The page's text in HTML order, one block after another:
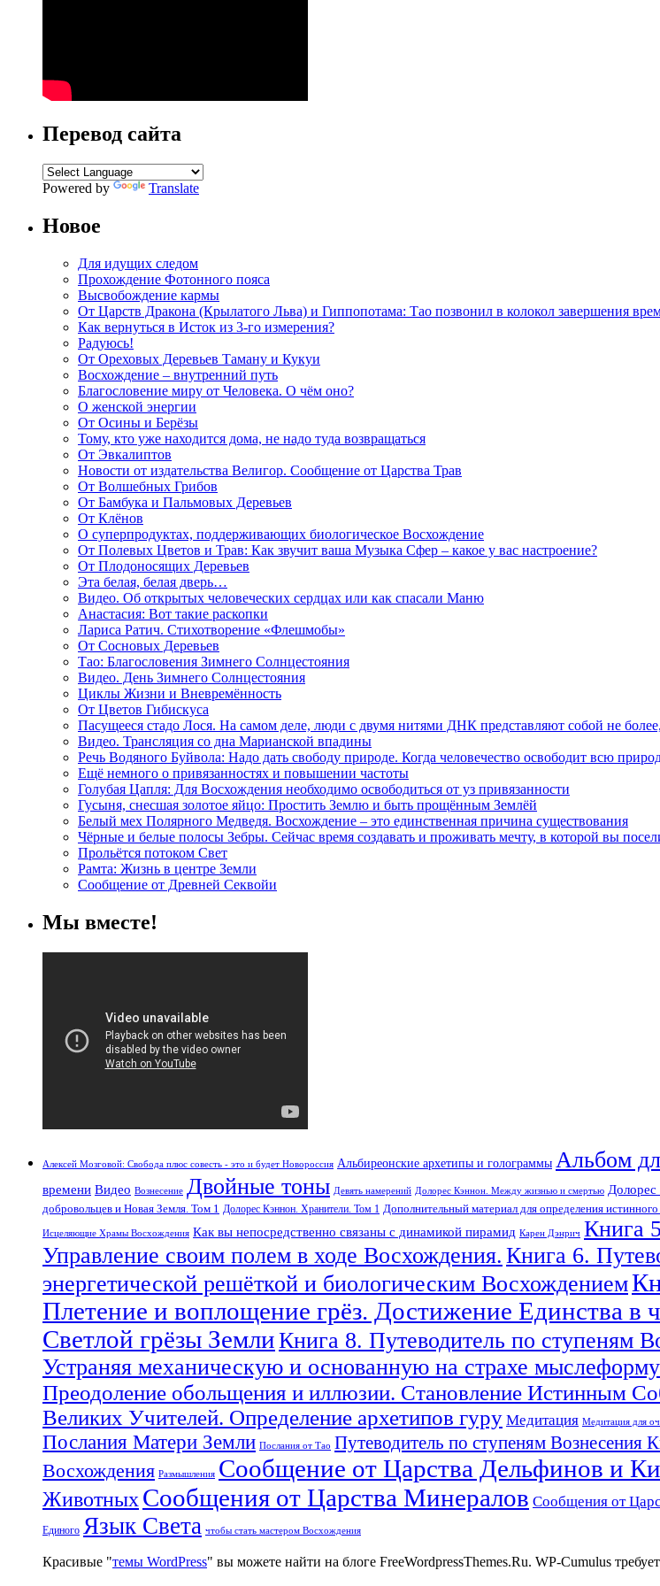
Перевод сайта
Powered by Translate
Новое
Для идущих следом
Прохождение Фотонного пояса
Высвобождение кармы
От Царств Дракона (Крылатого Льва) и Гиппопотама: Тао позвонил в колокол завершения
Как вернуться в Исток из 3-го измерения?
Радуюсь!
От Ореховых Деревьев Таману и Кукуи
Восхождение – внутренний путь
Благословение миру от Человека. О чём оно?
О женской энергии
От Осины и Берёзы
Тому, кто уже находится дома, не надо туда возвращаться
От Эвкалиптов
Новости от издательства Велигор. Сообщение от Царства Трав
От Волшебных Грибов
От Бамбука и Пальмовых Деревьев
От Клёнов
О суперпродуктах, поддерживающих биологическое Восхождение
От Полевых Цветов и Трав: Как звучит ваша Музыка Сфер – какое у вас настроение?
От Плодоносящих Деревьев
Эта белая, белая дверь…
Видео. Об открытых человеческих сердцах или как спасали Маню
Анастасия: Вот такие раскопки
Лариса Ратич. Стихотворение «Флешмобы»
От Сосновых Деревьев
Тао: Благословения Зимнего Солнцестояния
Видео. День Зимнего Солнцестояния
Циклы Жизни и Вневремённость
От Цветов Гибискуса
Пасущееся стадо Лося. На самом деле, люди с двумя нитями ДНК представляют собой не
Видео. Трансляция со дна Марианской впадины
Речь Водяного Буйвола: Надо дать свободу природе. Когда человечество освободит всю
Ещё немного о привязанностях и повышении частоты
Голубая Цапля: Для Восхождения необходимо освободиться от уз привязанности
Гусыня, снесшая золотое яйцо: Простить Землю и быть прощённым Землёй
Белый мех Полярного Медведя. Восхождение – это единственная причина существования
Чёрные и белые полосы Зебры. Сейчас время создавать и проживать мечту, в которой вы
Прольётся потоком Свет
Рамта: Жизнь в центре Земли
Сообщение от Древней Секвойи
Мы вместе!
Алексей Мозговой: Свобода плюс совесть - это и будет Новороссия Альбиреонские архетипы и голограммы Альбом
времени Видео Вознесение Двойные тоны Девять намерений Долорес Кэннон. Между жизнью и смертью
добровольцев и Новая Земля. Том 1 Долорес Кэннон. Хранители. Том 1 Дополнительный материал для определения
Исцеляющие Храмы Восхождения Как вы непосредственно связаны с динамикой пирамид Карен Дэнрич Книга
Управление своим полем в ходе Восхождения. Книга 6.
энергетической решёткой и биологическим Восхождением
Плетение и воплощение грёз. Достижение Единства в
Светлой грёзы ЗемлиКнига 8. Путеводитель по ступеням
Устраняя механическую и основанную на страхе мыслеформу
Преодоление обольщения и иллюзии. Становление Истинным
Великих Учителей. Определение архетипов гуру Медитация Медитация для
Послания Матери Земли Послания от Тао Путеводитель по ступеням Вознесения
Восхождения Размышления Сообщение от Царства Дельфинов и
Животных Сообщения от Царства Минералов Сообщения от
Единого Язык Света чтобы стать мастером Восхождения
Красивые "темы WordPress" вы можете найти на блоге FreeWordpressThemes.Ru. WP-Cumulus